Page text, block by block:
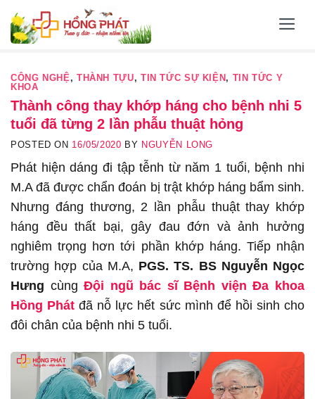
Skip
CÔNG NGHỆ, THÀNH TỰU, TIN TỨC SỰ KIỆN , TIN TỨC Y
KHOA
Thành công thay khớp háng cho bệnh nhi 5
tuổi đã từng 2 lần phẫu thuật hỏng
POSTED ON 16/05/2020 BY NGUYỄN LONG
Phát hiện dáng đi tập tễnh từ năm 1 tuổi, bệnh nhi
M.A đã được chẩn đoán bị trật khớp háng bẩm sinh.
Nhưng đáng thương, 2 lần phẫu thuật thay khớp
háng đều thất bại, gây đau đớn và ảnh hưởng
nghiêm trọng hơn tới phần khớp háng. Tiếp nhận
trường hợp của M.A, PGS. TS. BS Nguyễn Ngọc
Hưng cùngĐội ngũ bác sĩ Bệnh viện Đa khoa
Hồng Phát đã nỗ lực hết sức mình để hồi sinh cho
đôi chân của bệnh nhi 5 tuổi.